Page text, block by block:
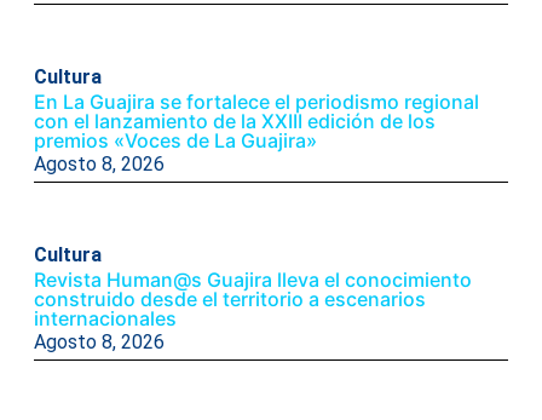
Cultura
En La Guajira se fortalece el periodismo regional
con el lanzamiento de la XXIII edición de los
premios «Voces de La Guajira»
Agosto 8, 2026
Cultura
Revista Human@s Guajira lleva el conocimiento
construido desde el territorio a escenarios
internacionales
Agosto 8, 2026